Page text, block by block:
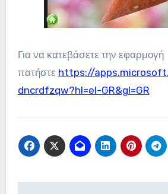
Για να κατεβάσετε την εφαρμογή
πατήστε https://
dncrdfzqw?hl=el-GR&gl=GR